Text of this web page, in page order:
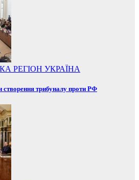
РЕГІОН УКРАЇНА
створення трибуналу проти РФ